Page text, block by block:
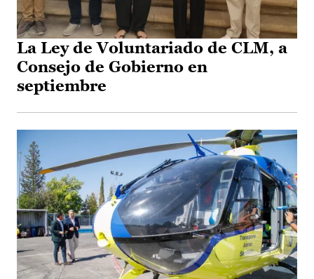
La Ley de Voluntariado de CLM, a
Consejo de Gobierno en
septiembre